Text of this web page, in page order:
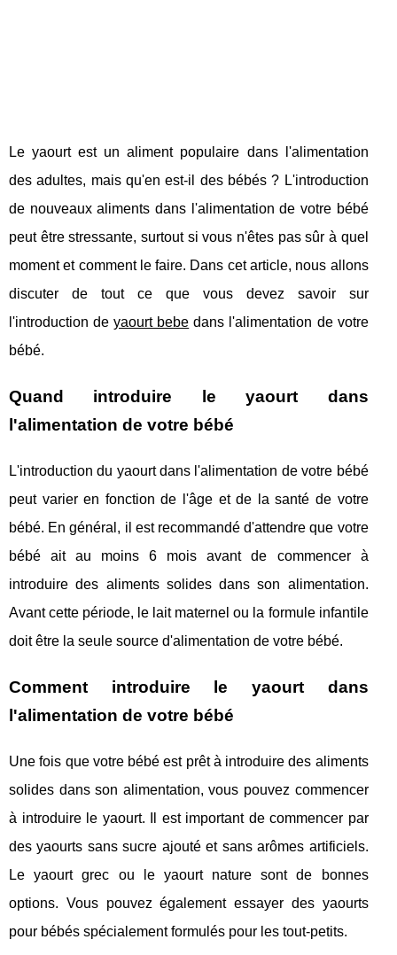
Le yaourt est un aliment populaire dans l'alimentation
des adultes, mais qu'en est-il des bébés ? L'introduction
de nouveaux aliments dans l'alimentation de votre bébé
peut être stressante, surtout si vous n'êtes pas sûr à quel
moment et comment le faire. Dans cet article, nous allons
discuter de tout ce que vous devez savoir sur
l'introduction deyaourt bebe dans l'alimentation de votre
bébé.
Quand introduire le yaourt dans
l'alimentation de votre bébé
L'introduction du yaourt dans l'alimentation de votre bébé
peut varier en fonction de l'âge et de la santé de votre
bébé. En général, il est recommandé d'attendre que votre
bébé ait au moins 6 mois avant de commencer à
introduire des aliments solides dans son alimentation.
Avant cette période, le lait maternel ou la formule infantile
doit être la seule source d'alimentation de votre bébé.
Comment introduire le yaourt dans
l'alimentation de votre bébé
Une fois que votre bébé est prêt à introduire des aliments
solides dans son alimentation, vous pouvez commencer
à introduire le yaourt. Il est important de commencer par
des yaourts sans sucre ajouté et sans arômes artificiels.
Le yaourt grec ou le yaourt nature sont de bonnes
options. Vous pouvez également essayer des yaourts
pour bébés spécialement formulés pour les tout-petits.